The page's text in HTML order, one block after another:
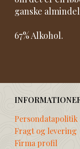
ganske
67% Alkohol.
Persondatapolitik
Fragt og levering
Firma profil